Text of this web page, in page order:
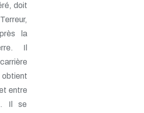
doit
la
Il
entre
Il se